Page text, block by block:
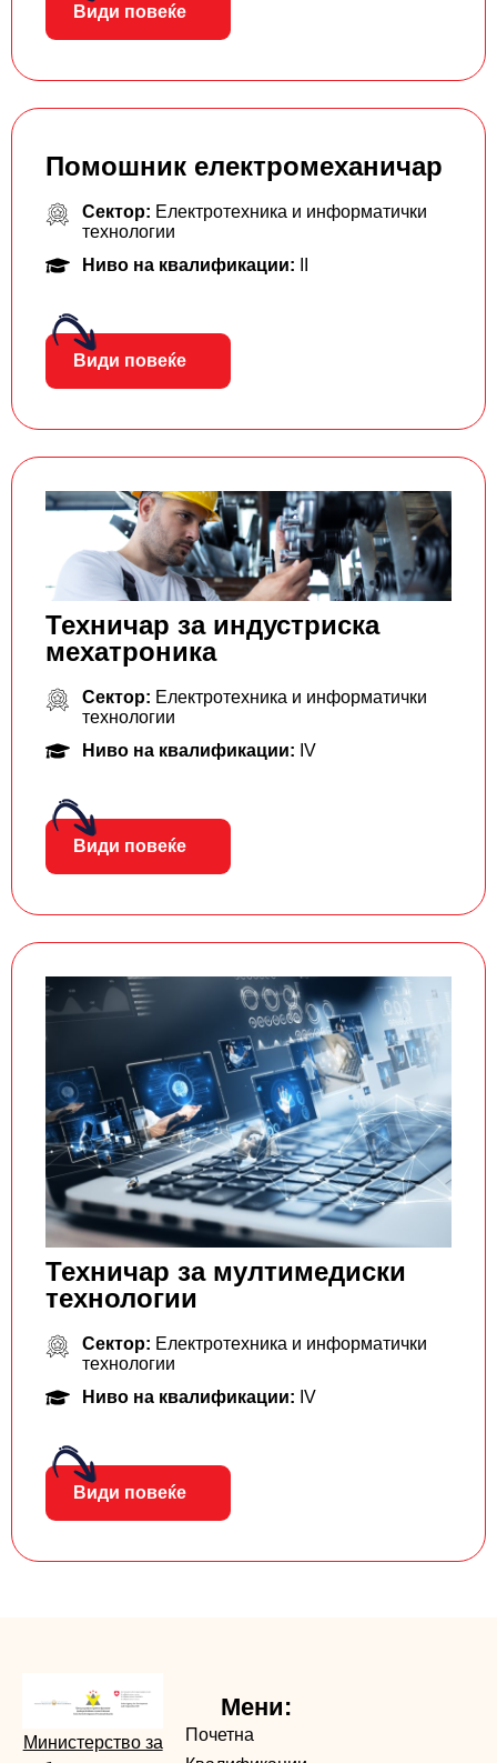
Види повеќе
Помошник електромеханичар
Сектор: Електротехника и информатички
технологии
Ниво на квалификации:
Види повеќе
Техничар за индустриска
мехатроника
Сектор: Електротехника и информатички
технологии
Ниво на квалификации: IV
Види повеќе
Техничар за мултимедиски
технологии
Сектор: Електротехника и информатички
технологии
Ниво на квалификации: IV
Види повеќе
Министерство за
Мени:
Почетна